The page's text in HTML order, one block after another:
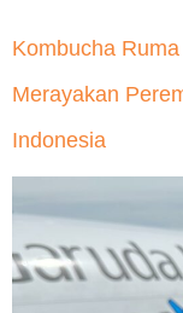
Kombucha
Merayakan
Indonesia